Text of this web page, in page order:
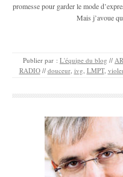
promesse pour garder le mode
Mais j’avoue
Publier par : L'équipe du blog //
RADIO // douceur, ivg LMPT,